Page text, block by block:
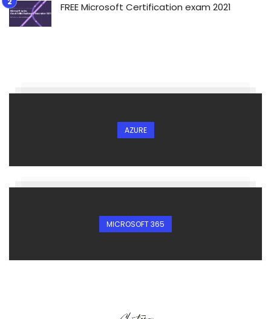
FREE Microsoft Certification exam 2021
AZURE
MICROSOFT 365